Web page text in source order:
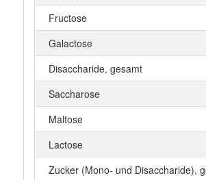
Fructose
Galactose
Disaccharide, gesamt
Saccharose
Maltose
Lactose
Zucker (Mono- und Disaccharide),